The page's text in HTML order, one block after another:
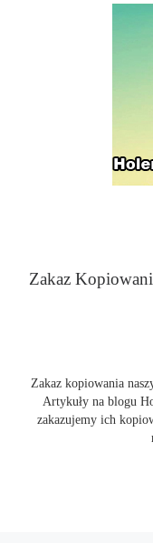
Zakaz
Zakaz kopiowania
Artykuły na blogu
zakazujemy ich